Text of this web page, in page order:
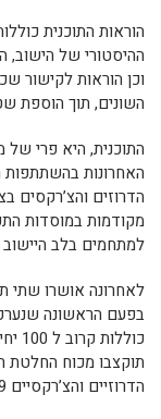
הוראות התוכנית
ההיסטורי של הישוב,
וכן הוראות לקישור
השונים, תוך הוספת
התוכנית, היא פרי
האחרונות בהשתתפות
הדרוזים והצ’רקסים
מקודמות במוסדות
למתחמים בלב היישוב
לאחרונה אושרו שתי
בפעם הראשונה
תוקצבו מכוח החלטת
הדרוזיים והצ’רקסיים 959.